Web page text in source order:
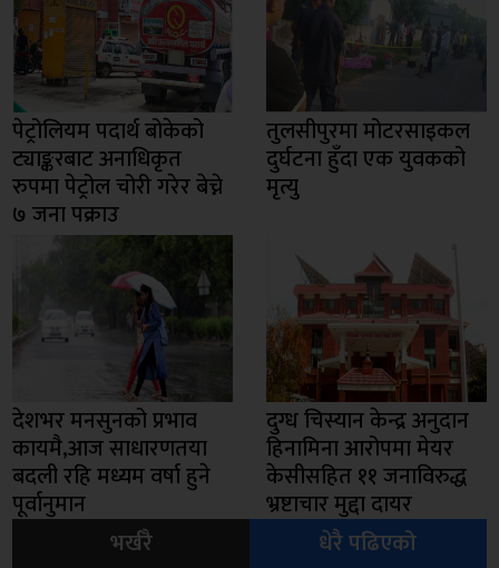
पेट्रोलियम पदार्थ बोकेको
ट्याङ्करबाट अनाधिकृत
रुपमा पेट्रोल चोरी गरेर बेच्ने
७ जना पक्राउ
तुलसीपुरमा मोटरसाइकल
दुर्घटना हुँदा एक युवकको
मृत्यु
देशभर मनसुनको प्रभाव
कायमै,आज साधारणतया
बदली रहि मध्यम वर्षा हुने
पूर्वानुमान
दुग्ध चिस्यान केन्द्र अनुदान
हिनामिना आरोपमा मेयर
केसीसहित ११ जनाविरुद्ध
भ्रष्टाचार मुद्दा दायर
भर्खरै
धेरै पढिएको